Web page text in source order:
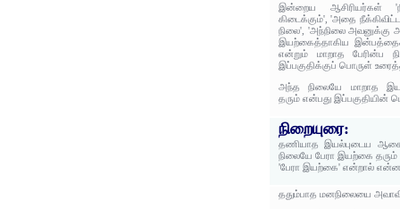
இன்றைய ஆசிரியர்கள்
கிடைக்கும்', 'அதை
நிலை', 'அந்நிலை அவனுக்கு
இயற்கைத்தாகிய
என்றும் மாறாத பேரின்ப
இப்பகுதிக்குப் பொருள்
அந்த நிலையே மாறாத
தரும் என்பது இப்பகுதியின்
நிறையுரை:
தணியாத இயல்புடைய
நிலையே பேரா இயற்கை
'பேரா இயற்கை' என்றால்
ததும்பாத மனநிலையை